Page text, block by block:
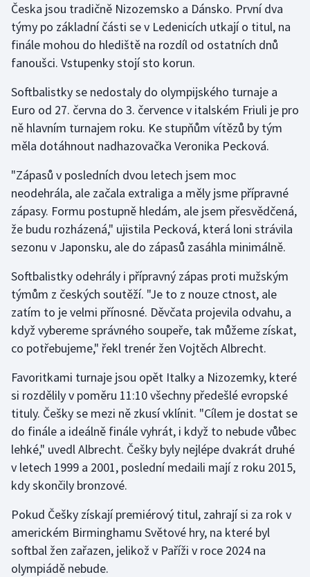
Short track
Sportovní střelba
Triatlon
Veslování
Vodní slalom
Volejbal
Ostatní
Česka jsou tradičně Nizozemsko a Dánsko. První dva
týmy po základní části se v Ledenicích utkají o titul, na
finále mohou do hlediště na rozdíl od ostatních dnů
fanoušci. Vstupenky stojí sto korun.
Softbalistky se nedostaly do olympijského turnaje a
Euro od 27. června do 3. července v italském Friuli je pro
ně hlavním turnajem roku. Ke stupňům vítězů by tým
měla dotáhnout nadhazovačka Veronika Pecková.
"Zápasů v posledních dvou letech jsem moc
neodehrála, ale začala extraliga a měly jsme přípravné
zápasy. Formu postupně hledám, ale jsem přesvědčená,
že budu rozházená," ujistila Pecková, která loni strávila
sezonu v Japonsku, ale do zápasů zasáhla minimálně.
Softbalistky odehrály i přípravný zápas proti mužským
týmům z českých soutěží. "Je to z nouze ctnost, ale
zatím to je velmi přínosné. Děvčata projevila odvahu, a
když vybereme správného soupeře, tak můžeme získat,
co potřebujeme," řekl trenér žen Vojtěch Albrecht.
Favoritkami turnaje jsou opět Italky a Nizozemky, které
si rozdělily v poměru 11:10 všechny předešlé evropské
tituly. Češky se mezi ně zkusí vklínit. "Cílem je dostat se
do finále a ideálně finále vyhrát, i když to nebude vůbec
lehké," uvedl Albrecht. Češky byly nejlépe dvakrát druhé
v letech 1999 a 2001, poslední medaili mají z roku 2015,
kdy skončily bronzové.
Pokud Češky získají premiérový titul, zahrají si za rok v
americkém Birminghamu Světové hry, na které byl
softbal žen zařazen, jelikož v Paříži v roce 2024 na
olympiádě nebude.